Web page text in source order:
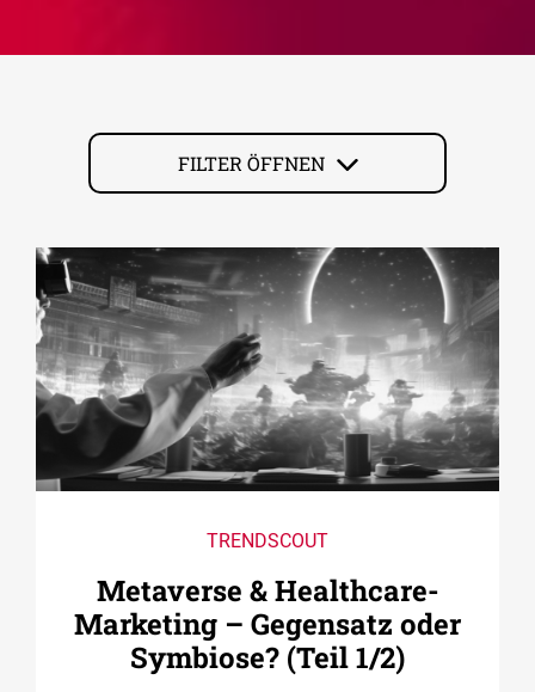
FILTER ÖFFNEN
TRENDSCOUT
Metaverse & Healthcare-
Marketing – Gegensatz oder
Symbiose? (Teil 1/2)